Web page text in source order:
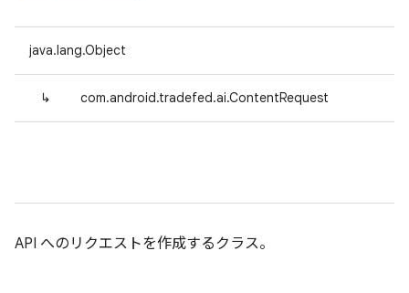
java.lang.Object
↳ com.android.tradefed.ai.ContentRequest
API へのリクエストを作成するクラス。